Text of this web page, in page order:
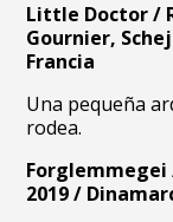
Little Doctor /
Gournier,
Francia
Una pequeña
rodea.
Forglemmegei
2019 /